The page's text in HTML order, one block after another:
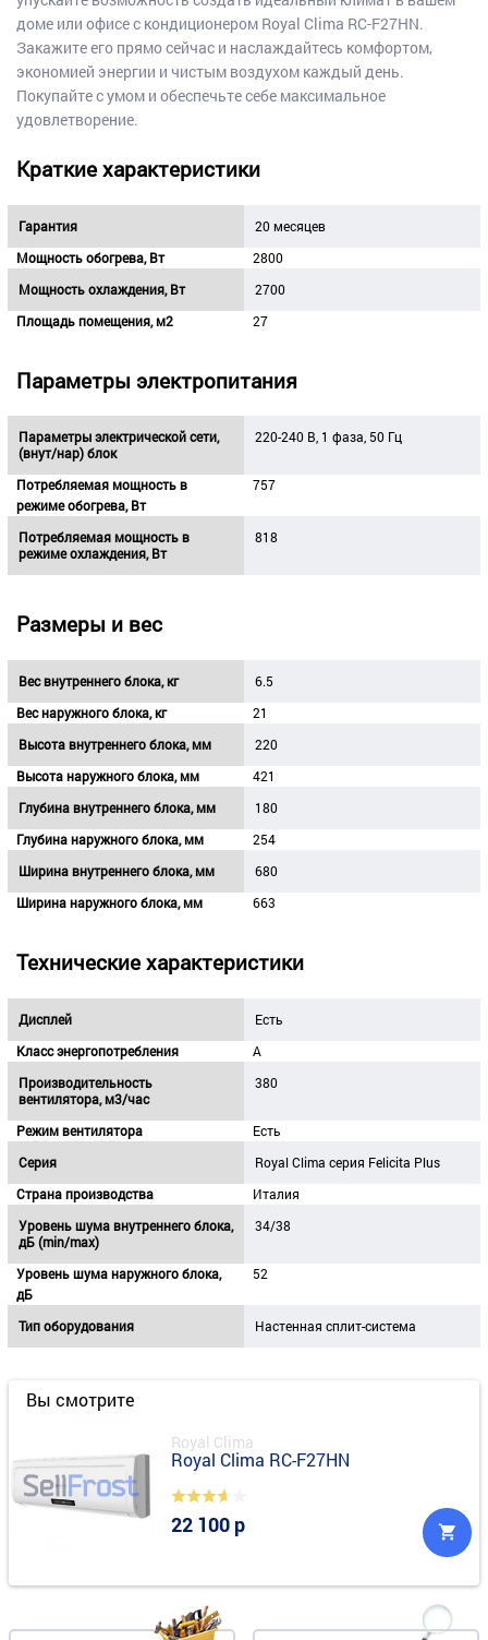
доме или офисе с кондиционером Royal Clima RC-F27HN.
Закажите его прямо сейчас и наслаждайтесь комфортом,
экономией энергии и чистым воздухом каждый день.
Покупайте с умом и обеспечьте себе максимальное
удовлетворение.
Краткие характеристики
Гарантия
20 месяцев
Мощность обогрева, Вт
2800
Мощность охлаждения, Вт
2700
Площадь помещения, м2
27
Параметры электропитания
Параметры электрической сети,
(внут/нар) блок
220-240 В, 1 фаза, 50 Гц
Потребляемая мощность в
режиме обогрева, Вт
757
Потребляемая мощность в
режиме охлаждения, Вт
818
Размеры и вес
Вес внутреннего блока, кг
6.5
Вес наружного блока, кг
21
Высота внутреннего блока, мм
220
Высота наружного блока, мм
421
Глубина внутреннего блока, мм
180
Глубина наружного блока, мм
254
Ширина внутреннего блока, мм
680
Ширина наружного блока, мм
663
Технические характеристики
Дисплей
Есть
Класс энергопотребления
A
Производительность
вентилятора, м3/час
380
Режим вентилятора
Есть
Серия
Royal Clima серия Felicita Plus
Страна производства
Италия
Уровень шума внутреннего блока,
дБ (min/max)
34/38
Уровень шума наружного блока,
дБ
52
Тип оборудования Настенная сплит-система
Вы смотрите
Royal Clima
Royal Clima RC-F27HN
22 100 р